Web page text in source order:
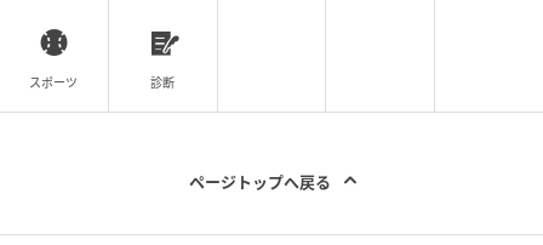
スポーツ 診断
ページトップへ戻る